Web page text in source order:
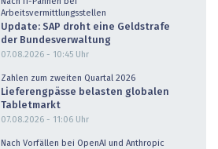
Arbeitsvermittlungsstellen
Update: SAP droht eine Geldstrafe
der Bundesverwaltung
07.08.2026 - 10:45 Uhr
Zahlen zum zweiten Quartal 2026
Lieferengpässe belasten globalen
Tabletmarkt
07.08.2026 - 11:06 Uhr
Nach Vorfällen bei OpenAI und Anthropic